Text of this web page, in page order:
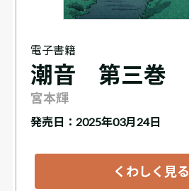
電子書籍
潮音 第三巻
宮本輝
発売日：2025年03月24日
くわしく見る